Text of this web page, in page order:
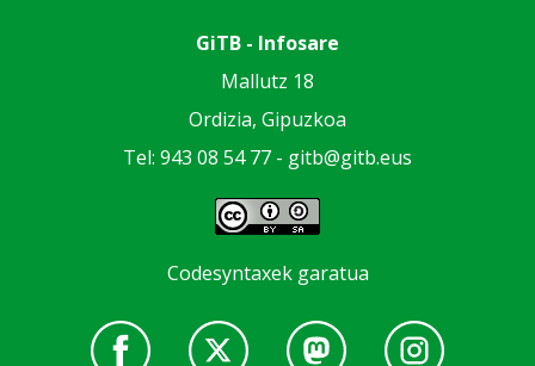
GiTB - Infosare
Mallutz 18
Ordizia, Gipuzkoa
Tel: 943 08 54 77 - gitb@gitb.eus
Codesyntaxek garatua